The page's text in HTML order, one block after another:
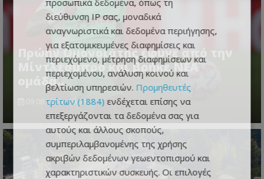
Πρώην Ομονοιάτης έφυγε από την
Μίντλεσμπρο και βρήκε ΝΕΑ
ομάδα...
09.08.2026 - 09:39
διεύθυνση IP σας, μοναδικά
αναγνωριστικά και δεδομένα περιήγησης,
για εξατομικευμένες διαφημίσεις και
περιεχόμενο, μέτρηση διαφημίσεων και
περιεχομένου, ανάλυση κοινού και
βελτίωση υπηρεσιών. Προμηθευτές
τρίτων (1884) ενδέχεται επίσης να
επεξεργάζονται τα δεδομένα σας για
αυτούς και άλλους σκοπούς,
συμπεριλαμβανομένης της χρήσης
ακριβών δεδομένων γεωεντοπισμού και
χαρακτηριστικών συσκευής. Οι επιλογές